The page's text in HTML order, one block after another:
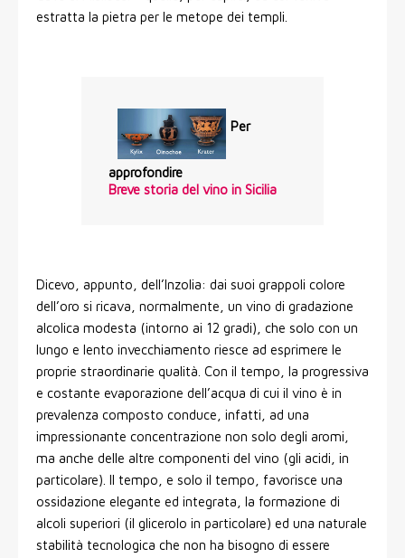
estratta la pietra per le metope dei templi.
Per
approfondire
Breve storia del vino in Sicilia
Dicevo, appunto, dell’Inzolia: dai suoi grappoli colore
dell’oro si ricava, normalmente, un vino di gradazione
alcolica modesta (intorno ai 12 gradi), che solo con un
lungo e lento invecchiamento riesce ad esprimere le
proprie straordinarie qualità. Con il tempo, la progressiva
e costante evaporazione dell’acqua di cui il vino è in
prevalenza composto conduce, infatti, ad una
impressionante concentrazione non solo degli aromi,
ma anche delle altre componenti del vino (gli acidi, in
particolare). Il tempo, e solo il tempo, favorisce una
ossidazione elegante ed integrata, la formazione di
alcoli superiori (il glicerolo in particolare) ed una naturale
stabilità tecnologica che non ha bisogno di essere